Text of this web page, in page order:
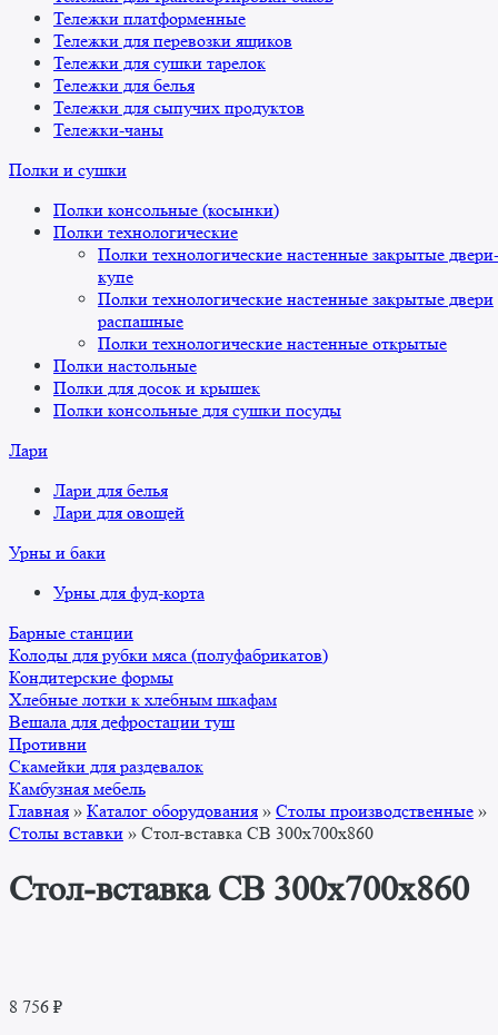
Тележки платформенные
Тележки для перевозки ящиков
Тележки для сушки тарелок
Тележки для белья
Тележки для сыпучих продуктов
Тележки-чаны
Полки и сушки
Полки консольные (косынки)
Полки технологические
Полки технологические настенные закрытые двери-
купе
Полки технологические настенные закрытые двери
распашные
Полки технологические настенные открытые
Полки настольные
Полки для досок и крышек
Полки консольные для сушки посуды
Лари
Лари для белья
Лари для овощей
Урны и баки
Урны для фуд-корта
Барные станции
Колоды для рубки мяса (полуфабрикатов)
Кондитерские формы
Хлебные лотки к хлебным шкафам
Вешала для дефростации туш
Противни
Скамейки для раздевалок
Камбузная мебель
Главная » Каталог оборудования » Столы производственные »
Столы вставки » Стол-вставка СВ 300x700x860
Стол-вставка СВ 300x700x860
8 756 ₽